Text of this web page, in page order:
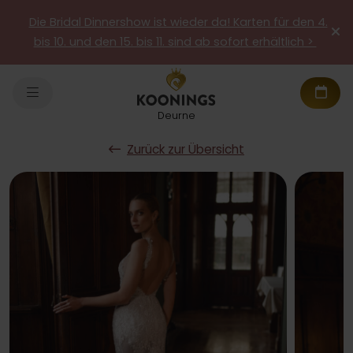
Die Bridal Dinnershow ist wieder da! Karten für den 4.
bis 10. und den 15. bis 11. sind ab sofort erhältlich >
Deurne
Zurück zur Übersicht